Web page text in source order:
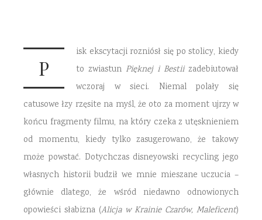
P
isk ekscytacji rozniósł się po stolicy, kiedy
to zwiastun Pięknej i Bestii zadebiutował
wczoraj w sieci. Niemal polały się
catusowe łzy rzęsite na myśl, że oto za moment ujrzy w
końcu fragmenty filmu, na który czeka z utęsknieniem
od momentu, kiedy tylko zasugerowano, że takowy
może powstać. Dotychczas disneyowski recycling jego
własnych historii budził we mnie mieszane uczucia –
głównie dlatego, że wśród niedawno odnowionych
opowieści słabizna (Alicja w Krainie Czarów, Maleficent)